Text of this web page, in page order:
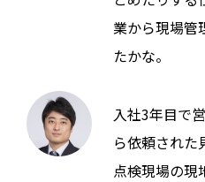
業から現場管
たかな。
入社3年目で
ら依頼された
点検現場の現